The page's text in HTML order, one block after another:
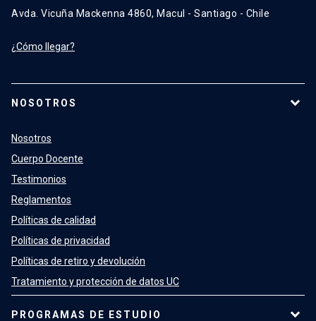
Avda. Vicuña Mackenna 4860, Macul - Santiago - Chile
¿Cómo llegar?
NOSOTROS
Nosotros
Cuerpo Docente
Testimonios
Reglamentos
Políticas de calidad
Políticas de privacidad
Políticas de retiro y devolución
Tratamiento y protección de datos UC
PROGRAMAS DE ESTUDIO